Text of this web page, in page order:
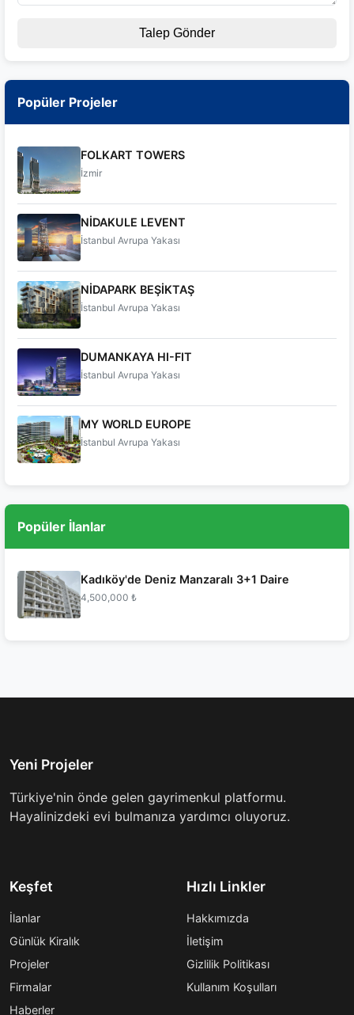
Talep Gönder
Popüler Projeler
FOLKART TOWERS
İzmir
NİDAKULE LEVENT
İstanbul Avrupa Yakası
NİDAPARK BEŞİKTAŞ
İstanbul Avrupa Yakası
DUMANKAYA HI-FIT
İstanbul Avrupa Yakası
MY WORLD EUROPE
İstanbul Avrupa Yakası
Popüler İlanlar
Kadıköy'de Deniz Manzaralı 3+1 Daire
4,500,000 ₺
Yeni Projeler
Türkiye'nin önde gelen gayrimenkul platformu.
Hayalinizdeki evi bulmanıza yardımcı oluyoruz.
Keşfet
İlanlar
Günlük Kiralık
Projeler
Firmalar
Haberler
Hızlı Linkler
Hakkımızda
İletişim
Gizlilik Politikası
Kullanım Koşulları